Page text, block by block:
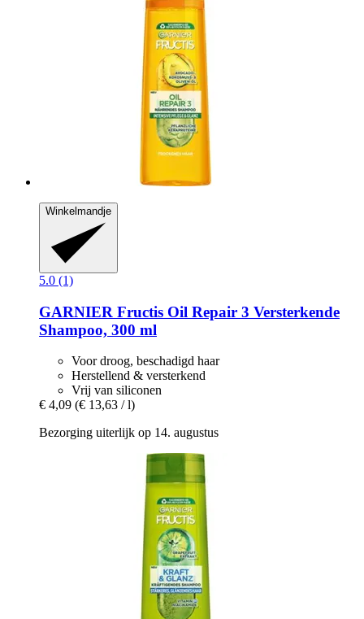
Winkelmandje
5.0 (1)
GARNIER Fructis Oil Repair 3 Versterkende
Shampoo, 300 ml
Voor droog, beschadigd haar
Herstellend & versterkend
Vrij van siliconen
€ 4,09 (€ 13,63 / l)
Bezorging uiterlijk op 14. augustus